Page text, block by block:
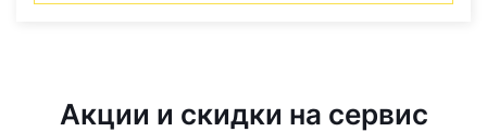
Акции и скидки на сервис